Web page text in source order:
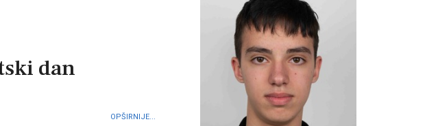
dan
OPŠIRNIJE...